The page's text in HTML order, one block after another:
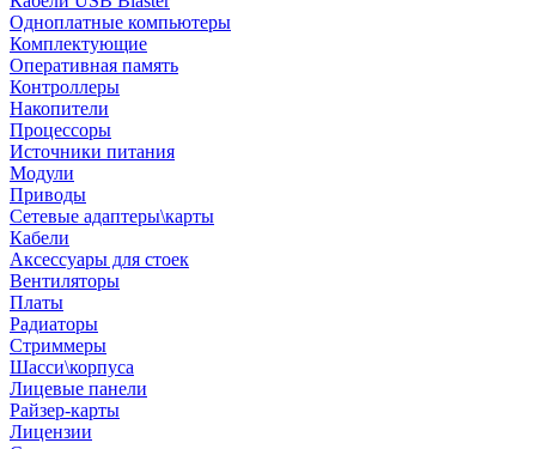
Одноплатные компьютеры
Комплектующие
Оперативная память
Контроллеры
Накопители
Процессоры
Источники питания
Модули
Приводы
Сетевые адаптеры\карты
Кабели
Аксессуары для стоек
Вентиляторы
Платы
Радиаторы
Стриммеры
Шасси\корпуса
Лицевые панели
Райзер-карты
Лицензии